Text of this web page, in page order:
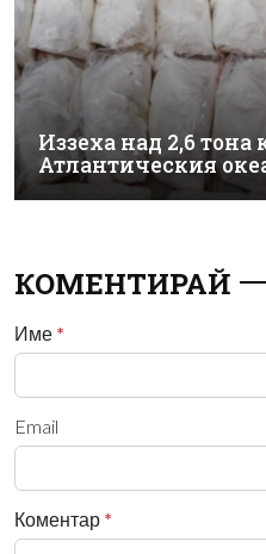
Иззеха над 2,6 тона
Атлантическия
КОМЕНТИРАЙ
Име *
Email
Коментар *